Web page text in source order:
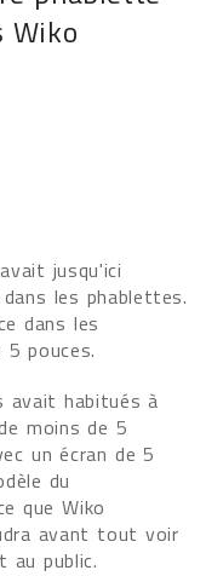
Wiko
jusqu'ici
les phablettes.
dans les
pouces.
avait habitués à
moins de 5
un écran de 5
du
que Wiko
avant tout voir
public.